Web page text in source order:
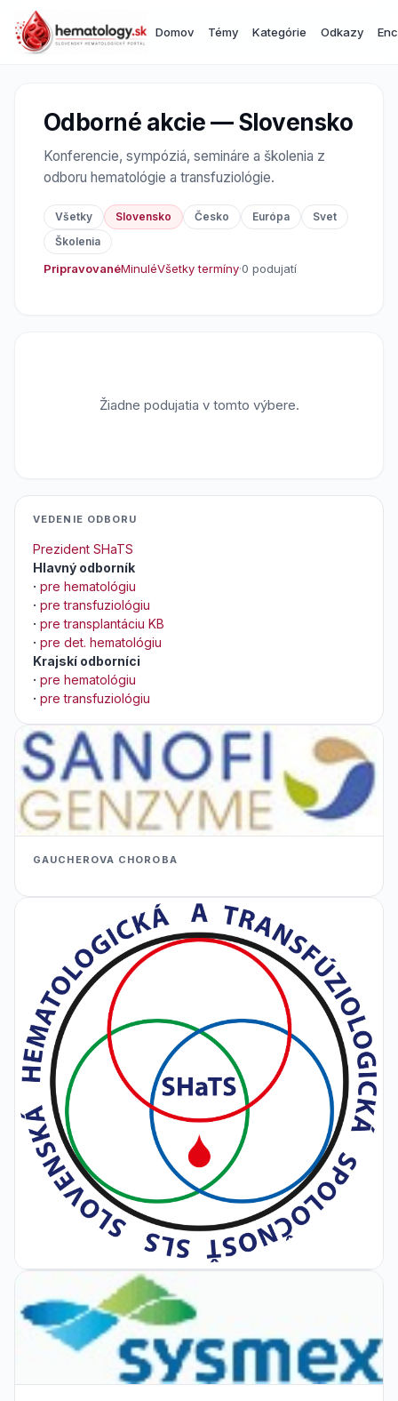
Domov Témy Kategórie Odkazy
Odborné akcie — Slovensko
Konferencie, sympóziá, semináre a školenia z
odboru hematológie a transfuziológie.
Všetky Slovensko Česko Európa
Svet
Školenia
PripravovanéMinuléVšetky termíny·0 podujatí
Žiadne podujatia v tomto výbere.
VEDENIE ODBORU
Prezident SHaTS
Hlavný odborník
· pre hematológiu
· pre transfuziológiu
· pre transplantáciu KB
· pre det. hematológiu
Krajskí odborníci
· pre hematológiu
· pre transfuziológiu
GAUCHEROVA CHOROBA